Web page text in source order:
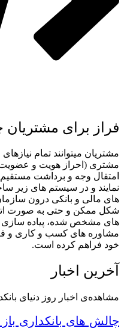
فراز برای مشتریان
مشتریان میتوانند تمام
مشتری (احراز هویت و
امتقال وجه و برداشت
نمایند و در سیستم های زیر
های مالی و بانکی درون
شکل ممکن و حتی به صورت
های مشخص شده، پیاده سازی و
مشاوره های کسب و کاری و
خود فراهم کرده است.
آخرین اخبار
مشاهده‌ی اخبار روز دنیای
چالش های بانکداری باز در